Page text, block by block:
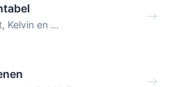
Kelvin en ...